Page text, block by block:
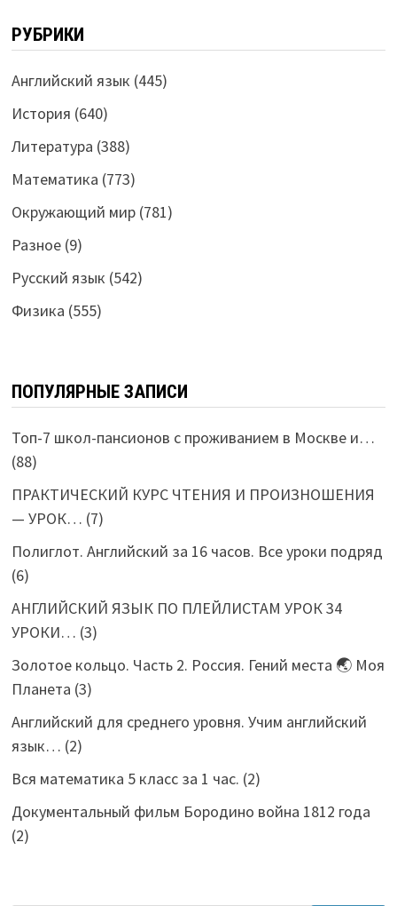
РУБРИКИ
Английский язык (445)
История (640)
Литература (388)
Математика (773)
Окружающий мир(781)
Разное(9)
Русский язык (542)
Физика (555)
ПОПУЛЯРНЫЕ ЗАПИСИ
Топ-7 школ-пансионов с проживанием в Москве и…
(88)
ПРАКТИЧЕСКИЙ КУРС ЧТЕНИЯ И ПРОИЗНОШЕНИЯ
— УРОК… (7)
Полиглот. Английский за 16 часов. Все уроки подряд
(6)
АНГЛИЙСКИЙ ЯЗЫК ПО ПЛЕЙЛИСТАМ УРОК 34
УРОКИ… (3)
Золотое кольцо. Часть 2. Россия. Гений места 🌏 Моя
Планета (3)
Английский для среднего уровня. Учим английский
язык… (2)
Вся математика 5 класс за 1 час. (2)
Документальный фильм Бородино война 1812 года
(2)